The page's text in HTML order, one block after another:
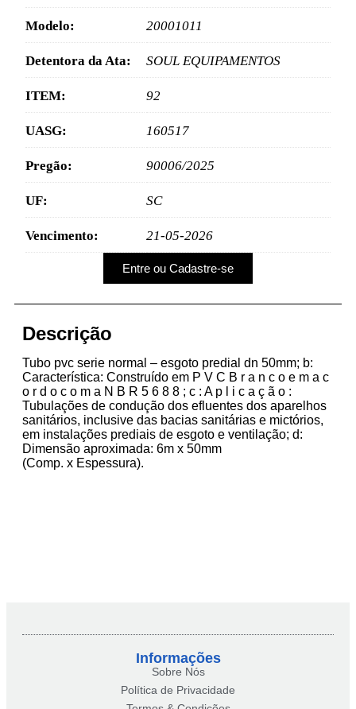
Modelo: 20001011
Detentora da Ata: SOUL EQUIPAMENTOS
ITEM: 92
UASG: 160517
Pregão: 90006/2025
UF: SC
Vencimento: 21-05-2026
Entre ou Cadastre-se
Descrição
Tubo pvc serie normal – esgoto predial dn 50mm; b:
Característica: Construído em P V C B r a n c o e m a c
o r d o c o m a N B R 5 6 8 8 ; c : A p l i c a ç ã o :
Tubulações de condução dos efluentes dos aparelhos
sanitários, inclusive das bacias sanitárias e mictórios,
em instalações prediais de esgoto e ventilação; d:
Dimensão aproximada: 6m x 50mm
(Comp. x Espessura).
Informações
Sobre Nós
Política de Privacidade